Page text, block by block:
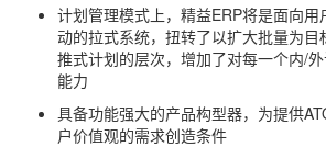
计划管理模式上，精益ERP将是面向
动的拉式系统，扭转了以扩大批量为目
推式计划的层次，增加了对每一个内/
能力
具备功能强大的产品构型器，为提供
户价值观的需求创造条件